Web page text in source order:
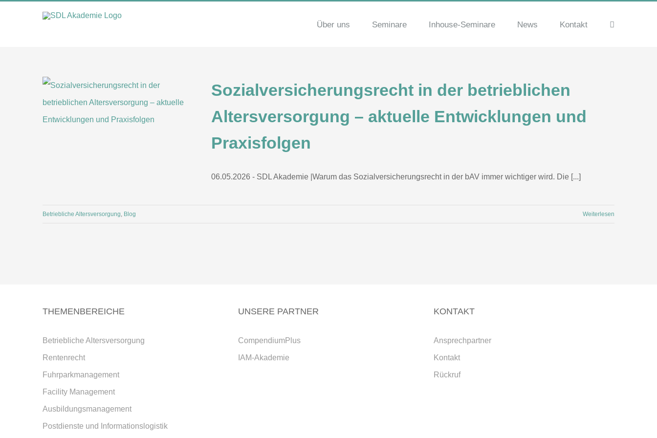
Über uns Seminare Inhouse-Seminare News Kontakt
Sozialversicherungsrecht in der betrieblichen
Altersversorgung – aktuelle Entwicklungen und
Praxisfolgen
06.05.2026 - SDL Akademie |Warum das Sozialversicherungsrecht in der bAV immer wichtiger wird. Die [...]
Betriebliche Altersversorgung, Blog Weiterlesen
THEMENBEREICHE
Betriebliche Altersversorgung
Rentenrecht
Fuhrparkmanagement
Facility Management
Ausbildungsmanagement
Postdienste und Informationslogistik
UNSERE PARTNER
CompendiumPlus
IAM-Akademie
KONTAKT
Ansprechpartner
Kontakt
Rückruf